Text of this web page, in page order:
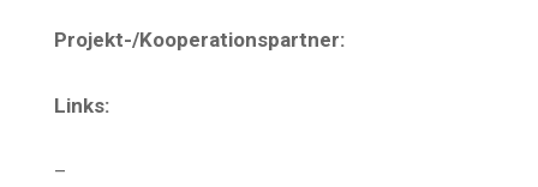
Projekt-/Kooperationspartner:
Links:
–